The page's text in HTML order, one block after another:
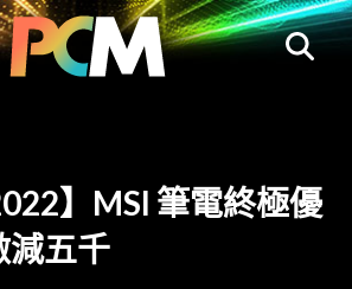
】MSI 筆電終極優
五千